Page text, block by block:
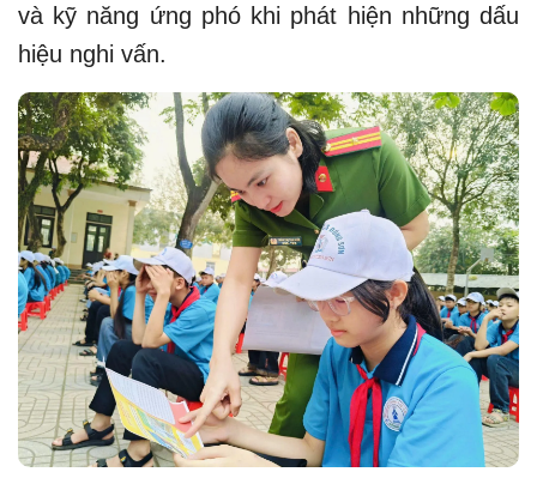
và kỹ năng ứng phó khi phát hiện những dấu
hiệu nghi vấn.